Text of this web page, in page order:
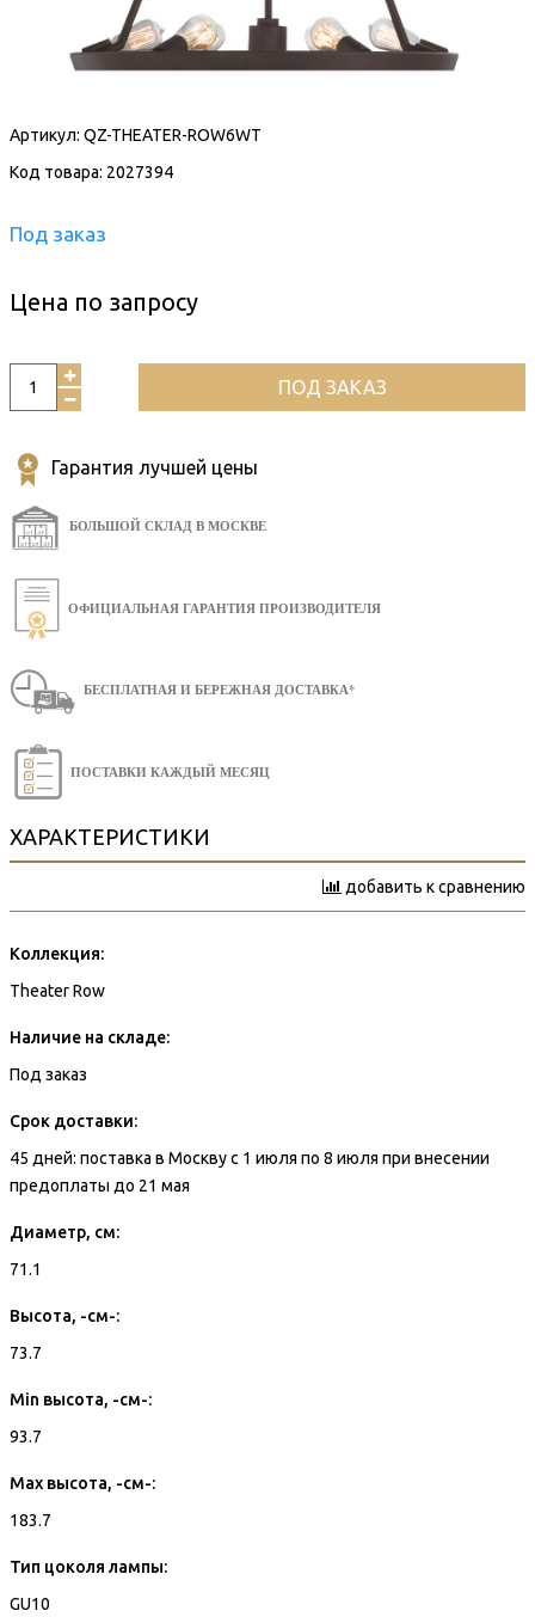
Артикул: QZ-THEATER-ROW6WT
Код товара: 2027394
Под заказ
Цена по запросу
ПОД ЗАКАЗ
Гарантия лучшей цены
БОЛЬШОЙ СКЛАД В МОСКВЕ
ОФИЦИАЛЬНАЯ ГАРАНТИЯ ПРОИЗВОДИТЕЛЯ
БЕСПЛАТНАЯ И БЕРЕЖНАЯ ДОСТАВКА*
ПОСТАВКИ КАЖДЫЙ МЕСЯЦ
ХАРАКТЕРИСТИКИ
добавить к сравнению
Коллекция:
Theater Row
Наличие на складе:
Под заказ
Срок доставки:
45 дней: поставка в Москву с 1 июля по 8 июля при внесении
предоплаты до 21 мая
Диаметр, см:
71.1
Высота, -см-:
73.7
Min высота, -см-:
93.7
Max высота, -см-:
183.7
Тип цоколя лампы:
GU10